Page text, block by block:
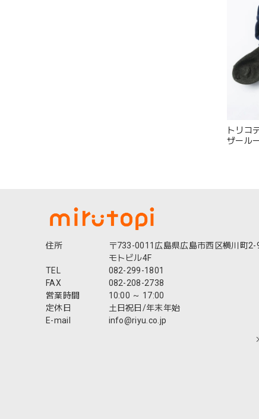
トリコ
ザール
れ ゆ
住所
〒733-0011広島県広島市西区横川町2-
モトビル4F
TEL
082-299-1801
FAX
082-208-2738
営業時間
10:00 ～ 17:00
定休日
土日祝日/年末年始
E-mail
info@riyu.co.jp